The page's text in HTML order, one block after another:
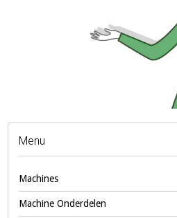
Menu
Machines
Machine Onderdelen